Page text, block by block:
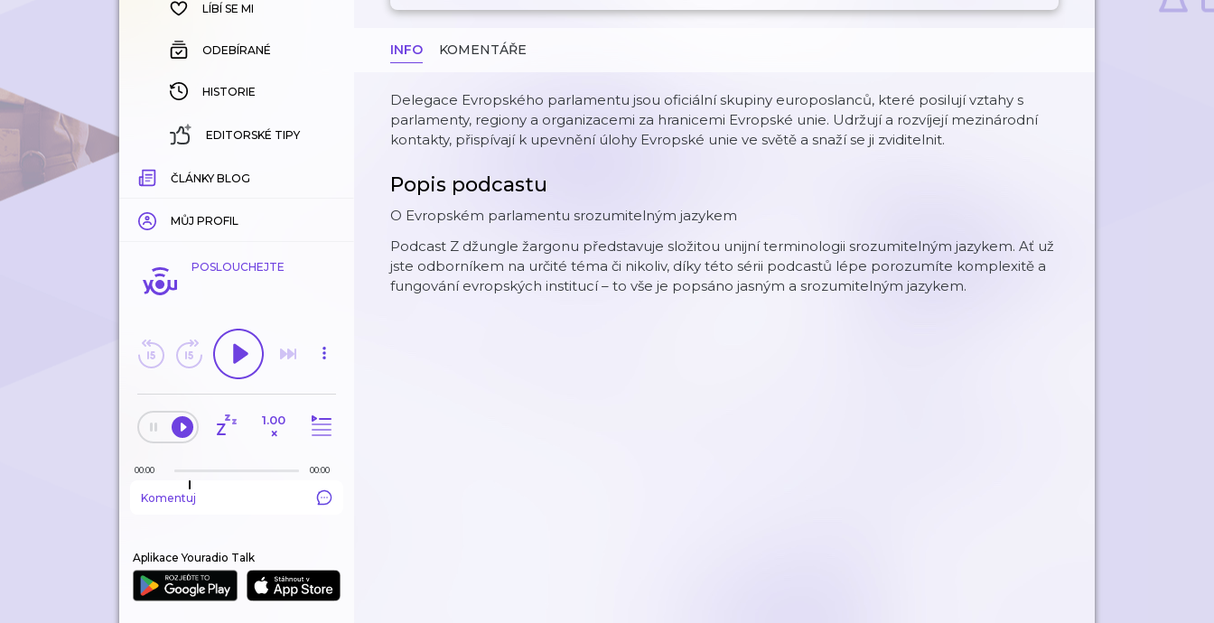
HISTORIE
LÍBÍ SE MI
ODEBÍRANÉ
HISTORIE
EDITORSKÉ TIPY
ČLÁNKY BLOG
MŮJ PROFIL
POSLOUCHEJTE
1.00
×
00:00 00:00
Komentuj
Aplikace Youradio Talk
INFO KOMENTÁŘE
Delegace Evropského parlamentu jsou oficiální skupiny europoslanců, které posilují vztahy s
parlamenty, regiony a organizacemi za hranicemi Evropské unie. Udržují a rozvíjejí mezinárodní
kontakty, přispívají k upevnění úlohy Evropské unie ve světě a snaží se ji zviditelnit.
Popis podcastu
O Evropském parlamentu srozumitelným jazykem
Podcast Z džungle žargonu představuje složitou unijní terminologii srozumitelným jazykem. Ať už
jste odborníkem na určité téma či nikoliv, díky této sérii podcastů lépe porozumíte komplexitě a
fungování evropských institucí – to vše je popsáno jasným a srozumitelným jazykem.